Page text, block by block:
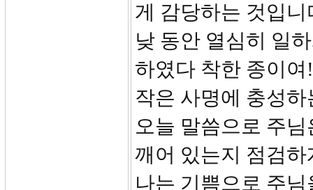
게 감당하는 것입
낮 동안 열심히 일
하였다 착한 종이
작은 사명에 충성
오늘 말씀으로 주
깨어 있는지 점검
나는 기쁨으로 주